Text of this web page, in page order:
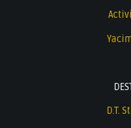
D.T.